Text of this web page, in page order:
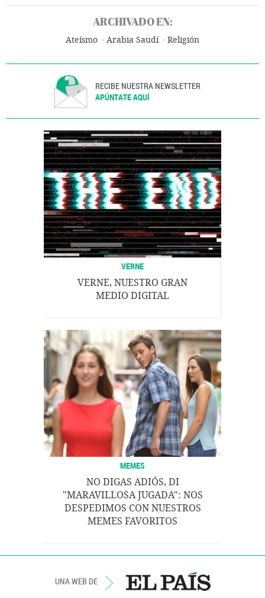
ARCHIVADO EN:
Ateísmo Arabia Saudí Religión
RECIBE NUESTRA NEWSLETTER
APÚNTATE AQUÍ
VERNE
VERNE, NUESTRO GRAN
MEDIO DIGITAL
MEMES
NO DIGAS ADIÓS, DI
"MARAVILLOSA JUGADA": NOS
DESPEDIMOS CON NUESTROS
MEMES FAVORITOS
UNA WEB DE